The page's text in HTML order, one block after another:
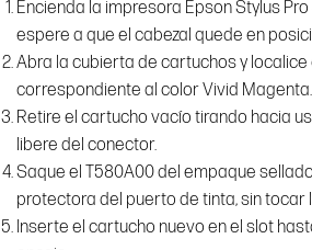
Encienda la impresora Epson Stylus
espere a que el cabezal quede en
Abra la cubierta de cartuchos y localice
correspondiente al color Vivid Magenta.
Retire el cartucho vacío tirando hacia
libere del conector.
Saque el T580A00 del empaque
protectora del puerto de tinta, sin tocar
Inserte el cartucho nuevo en el slot